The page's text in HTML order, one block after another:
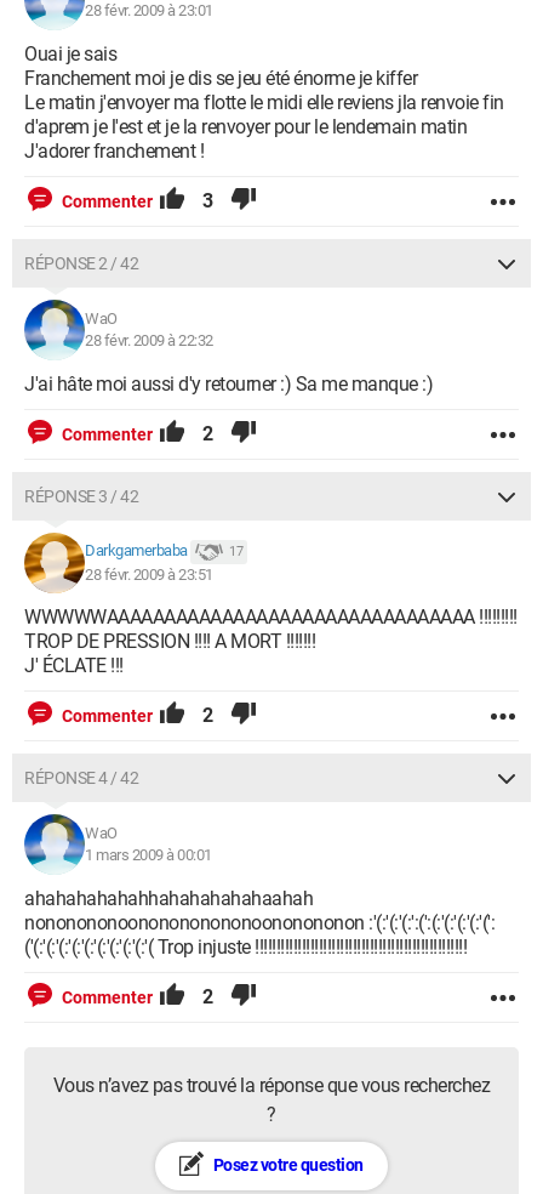
28 févr. 2009 à 23:01
Ouai je sais
Franchement moi je dis se jeu été énorme je kiffer
Le matin j'envoyer ma flotte le midi elle reviens jla renvoie fin
d'aprem je l'est et je la renvoyer pour le lendemain matin
J'adorer franchement !
Commenter 3
RÉPONSE 2 / 42
WaO
28 févr. 2009 à 22:32
J'ai hâte moi aussi d'y retourner :) Sa me manque :)
Commenter 2
RÉPONSE 3 / 42
Darkgamerbaba 17
28 févr. 2009 à 23:51
WWWWWAAAAAAAAAAAAAAAAAAAAAAAAAAAAAAAA !!!!!!!!!
TROP DE PRESSION !!!! A MORT !!!!!!!
J' ÉCLATE !!!
Commenter 2
RÉPONSE 4 / 42
WaO
1 mars 2009 à 00:01
ahahahahahahhahahahahahaahah
nononononoononononononoononononon :'(:'(:'(:':(':(:'(:'(:'(:'(':
('(:'(:'(:'(:'(:'(:'(:'(:'(:'( Trop injuste !!!!!!!!!!!!!!!!!!!!!!!!!!!!!!!!!!!!!!!!!!!!!!!!!!
Commenter 2
Vous n’avez pas trouvé la réponse que vous recherchez
?
Posez votre question